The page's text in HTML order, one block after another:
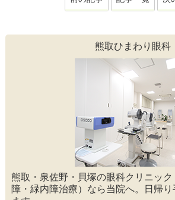
熊取ひまわり眼科
熊取・泉佐野・貝塚の眼科クリニッ
障・緑内障治療）なら当院へ。日帰